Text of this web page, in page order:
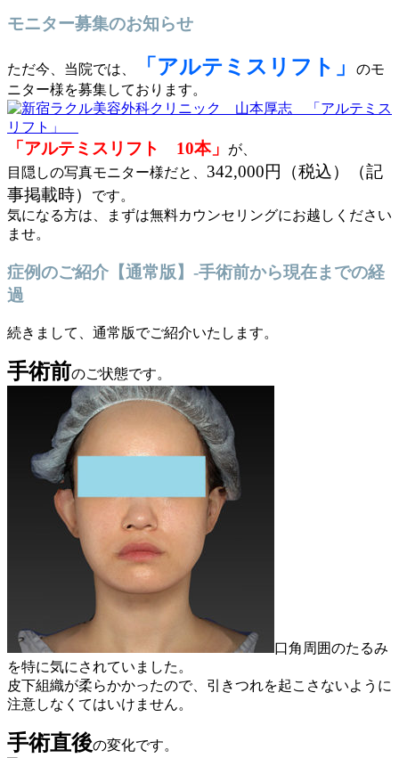
モニター募集のお知らせ
ただ今、当院では、 「アルテミスリフト」
のモ
ニター様を募集しております。
「アルテミスリフト 10本」
が、
目隠しの写真モニター様だと、 342,000円（税込）（記
事掲載時）
です。
気になる方は、まずは無料カウンセリングにお越しください
ませ。
症例のご紹介【通常版】-手術前から現在までの経
過
続きまして、通常版でご紹介いたします。
手術前のご状態です。
口角周囲のたるみ
を特に気にされていました。
皮下組織が柔らかかったので、引きつれを起こさないように
注意しなくてはいけません。
手術直後の変化です。